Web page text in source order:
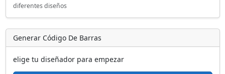
diferentes diseños
Generar Código De Barras
elige tu diseñador para empezar